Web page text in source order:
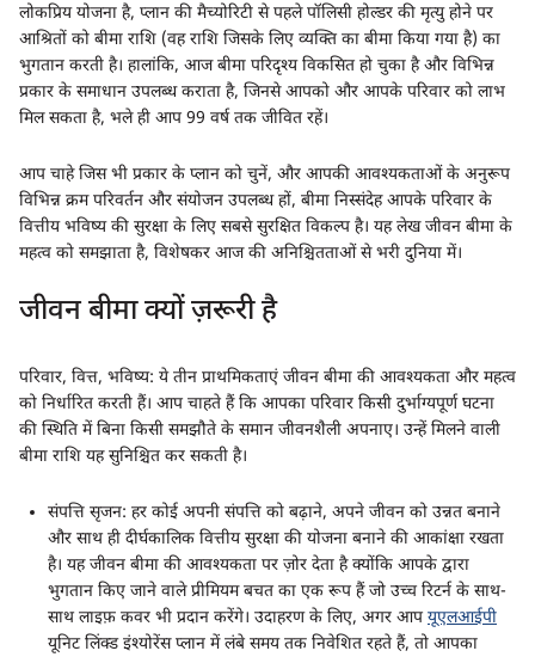
लोकप्रिय योजना है, प्लान की मैच्योरिटी से पहले पॉलिसी होल्डर की मृत्यु होने पर
आश्रितों को बीमा राशि (वह राशि जिसके लिए व्यक्ति का बीमा किया गया है) का
भुगतान करती है। हालांकि, आज बीमा परिदृश्य विकसित हो चुका है और विभिन्न
प्रकार के समाधान उपलब्ध कराता है, जिनसे आपको और आपके परिवार को लाभ
मिल सकता है, भले ही आप 99 वर्ष तक जीवित रहें।
आप चाहे जिस भी प्रकार के प्लान को चुनें, और आपकी आवश्यकताओं के अनुरूप
विभिन्न क्रम परिवर्तन और संयोजन उपलब्ध हों, बीमा निस्संदेह आपके परिवार के
वित्तीय भविष्य की सुरक्षा के लिए सबसे सुरक्षित विकल्प है। यह लेख जीवन बीमा के
महत्व को समझाता है, विशेषकर आज की अनिश्चितताओं से भरी दुनिया में।
जीवन बीमा क्यों ज़रूरी है
परिवार, वित्त, भविष्य: ये तीन प्राथमिकताएं जीवन बीमा की आवश्यकता और महत्व
को निर्धारित करती हैं। आप चाहते हैं कि आपका परिवार किसी दुर्भाग्यपूर्ण घटना
की स्थिति में बिना किसी समझौते के समान जीवनशैली अपनाए। उन्हें मिलने वाली
बीमा राशि यह सुनिश्चित कर सकती है।
संपत्ति सृजन: हर कोई अपनी संपत्ति को बढ़ाने, अपने जीवन को उन्नत बनाने
और साथ ही दीर्घकालिक वित्तीय सुरक्षा की योजना बनाने की आकांक्षा रखता
है। यह जीवन बीमा की आवश्यकता पर ज़ोर देता है क्योंकि आपके द्वारा
भुगतान किए जाने वाले प्रीमियम बचत का एक रूप हैं जो उच्च रिटर्न के साथ-
साथ लाइफ़ कवर भी प्रदान करेंगे। उदाहरण के लिए, अगर आपयूएलआईपी
यूनिट लिंक्ड इंश्योरेंस प्लान में लंबे समय तक निवेशित रहते हैं, तो आपका